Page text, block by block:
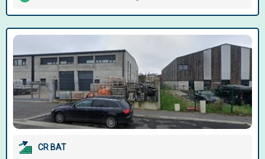
CR BAT